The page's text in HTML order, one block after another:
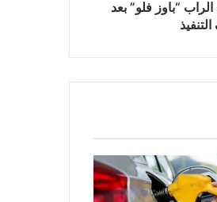
“باوز فلو” بعد